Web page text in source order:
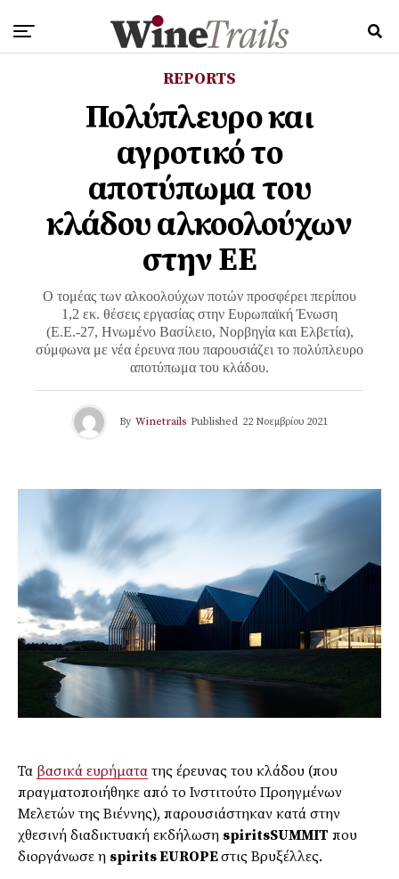
REPORTS
Πολύπλευρο και
αγροτικό το
αποτύπωμα του
κλάδου αλκοολούχων
στην ΕΕ
Ο τομέας των αλκοολούχων ποτών προσφέρει περίπου
1,2 εκ. θέσεις εργασίας στην Ευρωπαϊκή Ένωση
(Ε.Ε.-27, Ηνωμένο Βασίλειο, Νορβηγία και Ελβετία),
σύμφωνα με νέα έρευνα που παρουσιάζει το πολύπλευρο
αποτύπωμα του κλάδου.
By Winetrails Published 22 Νοεμβρίου 2021
Τα βασικά ευρήματα της έρευνας του κλάδου (που
πραγματοποιήθηκε από το Ινστιτούτο Προηγμένων
Μελετών της Βιέννης), παρουσιάστηκαν κατά στην
χθεσινή διαδικτυακή εκδήλωση spiritsSUMMIT που
διοργάνωσε η spirits EUROPΕστις Βρυξέλλες.